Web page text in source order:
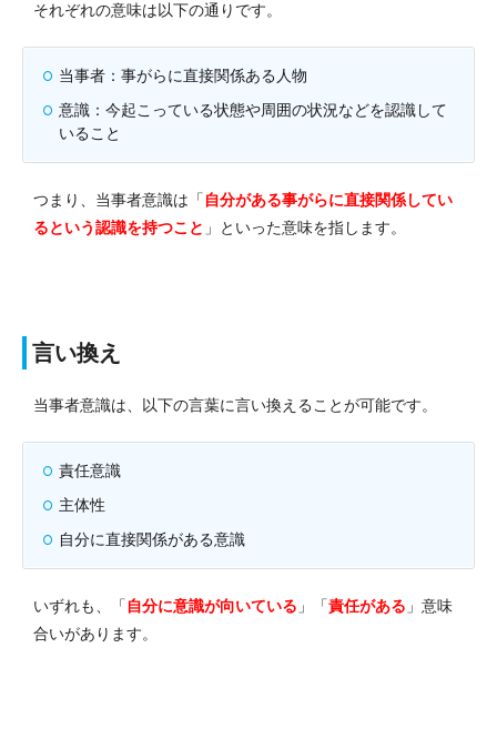
それぞれの意味は以下の通りです。
当事者：事がらに直接関係ある人物
意識：今起こっている状態や周囲の状況などを認識して
いること
つまり、当事者意識は「 自分がある事がらに直接関係してい
るという認識を持つこと 」といった意味を指します。
言い換え
当事者意識は、以下の言葉に言い換えることが可能です。
責任意識
主体性
自分に直接関係がある意識
いずれも、「 自分に意識が向いている 」「責任がある 」意味
合いがあります。